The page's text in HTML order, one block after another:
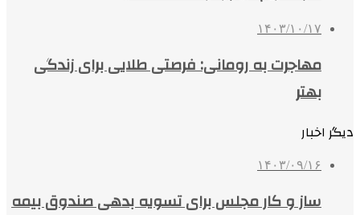
۱۴۰۳/۱۰/۱۷
مهاجرت به رومانی: فرصتی طلایی برای زندگی
بهتر
دیگر اخبار
۱۴۰۳/۰۹/۱۶
ساز و کار مجلس برای تسویه بدهی صندوق بیمه